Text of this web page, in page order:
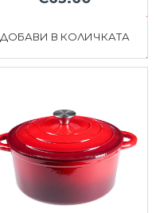
ДОБАВИ В КОЛИЧКАТА